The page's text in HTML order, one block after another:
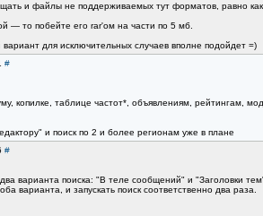
и файлы не поддерживаемых тут форматов, равно
— то побейте его rar'ом на части по 5 мб.
для исключительных случаев вполне подойдет =)
#
копилке, таблице частот*, объявлениям, рейтингам,
и поиск по 2 и более регионам уже в плане
#
варианта поиска: "В теле сообщений" и "Заголовки
варианта, и запускать поиск соответственно два раза.